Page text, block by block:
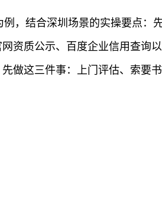
，结合深圳场景的实操要点：
资质公示、百度企业信用查询
做这三件事：上门评估、索要